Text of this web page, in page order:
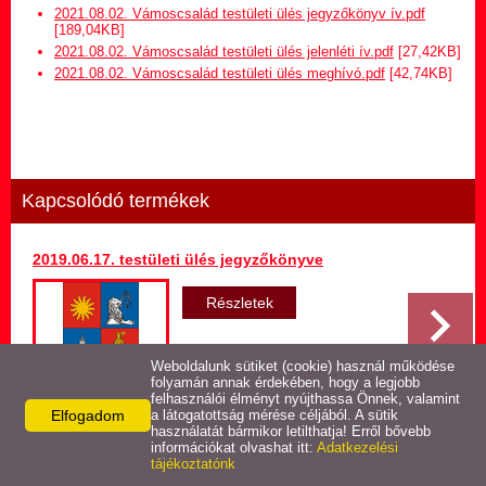
Hirdetmény termőföld
bérletére
Települési Arculati
Képviselő-testületi ülések
Egészségügyi ellátás
Egyéb szolgáltatások
Látnivalók
2021.08.02. Vámoscsalád testületi ülés jegyzőkönyv ív.pdf
[189,04KB]
2021.08.02. Vámoscsalád testületi ülés jelenléti ív.pdf [27,42KB]
2021.08.02. Vámoscsalád testületi ülés meghívó.pdf [42,74KB]
Kapcsolódó termékek
2019.06.17. testületi ülés jegyzőkönyve
Részletek
Vissza az előző oldalra!
Elfogadom
Weboldalunk sütiket (cookie) használ működése
folyamán annak érdekében, hogy a legjobb
felhasználói élményt nyújthassa Önnek, valamint
a látogatottság mérése céljából. A sütik
használatát bármikor letilthatja! Erről bővebb
információkat olvashat itt: Adatkezelési
tájékoztatónk